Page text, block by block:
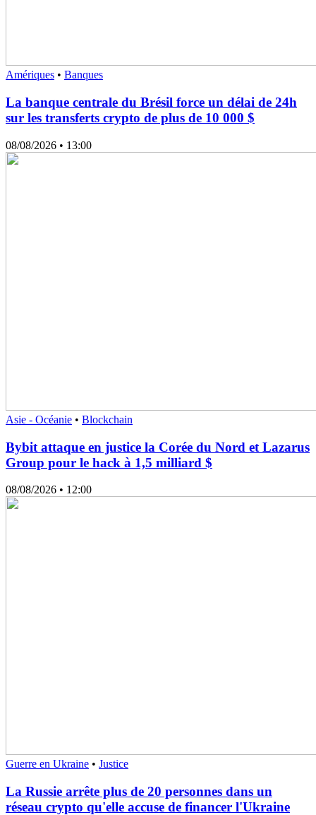
Amériques • Banques
La banque centrale du Brésil force un délai de 24h
sur les transferts crypto de plus de 10 000 $
08/08/2026 • 13:00
Asie - Océanie • Blockchain
Bybit attaque en justice la Corée du Nord et Lazarus
Group pour le hack à 1,5 milliard $
08/08/2026 • 12:00
Guerre en Ukraine • Justice
La Russie arrête plus de 20 personnes dans un
réseau crypto qu'elle accuse de financer l'Ukraine